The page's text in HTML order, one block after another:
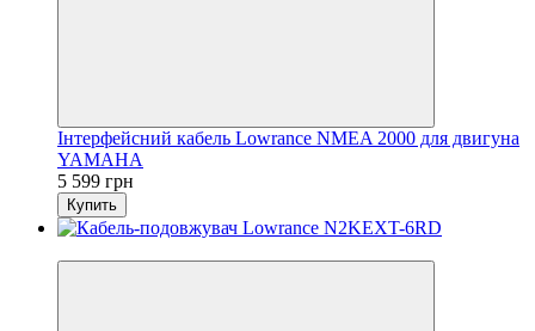
Інтерфейсний кабель Lowrance NMEA 2000 для двигуна
YAMAHA
5 599 грн
Купить